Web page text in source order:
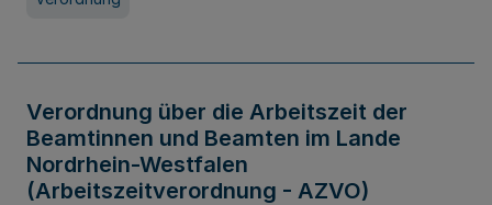
Verordnung über die Arbeitszeit der
Beamtinnen und Beamten im Lande
Nordrhein-Westfalen
(Arbeitszeitverordnung - AZVO)